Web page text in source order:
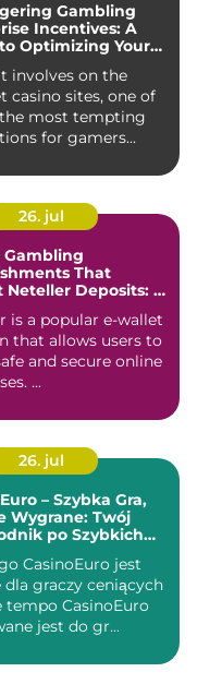
Gambling
Incentives: A
Optimizing Your
involves on the
casino sites, one of
most tempting
for gamers...
26. jul
Gambling
That
Neteller Deposits: A
is a popular e-wallet
that allows users to
and secure online
...
26. jul
– Szybka Gra,
Wygrane: Twój
po Szybkich
CasinoEuro jest
dla graczy ceniących
tempo CasinoEuro
jest do gr...